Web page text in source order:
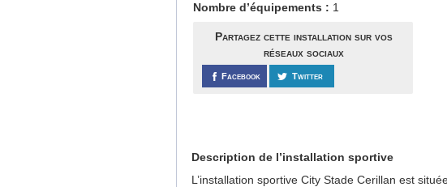
Nombre d’équipements : 1
Partagez cette installation sur vos
réseaux sociaux
Facebook Twitter
Description de l’installation sportive
L’installation sportive City Stade Cerillan est